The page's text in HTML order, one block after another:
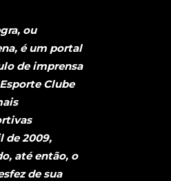
ou
é um portal
de imprensa
Clube
de 2009,
até então, o
de sua